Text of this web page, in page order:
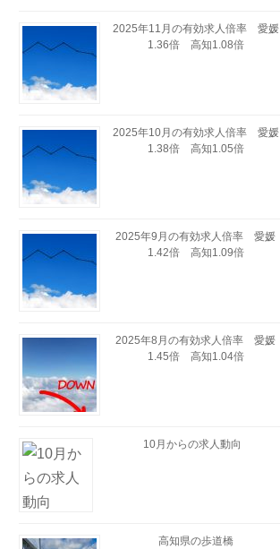
2025年11月の有効求人倍率 愛媛
1.36倍 高知1.08倍
2025年10月の有効求人倍率 愛媛
1.38倍 高知1.05倍
2025年9月の有効求人倍率 愛媛
1.42倍 高知1.09倍
2025年8月の有効求人倍率 愛媛
1.45倍 高知1.04倍
10月からの求人動向
高知県の歩道橋